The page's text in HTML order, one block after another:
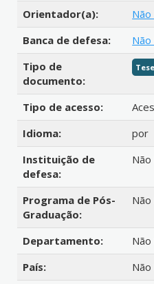
Orientador(a):
Banca de defesa:
Tipo de
documento:
Tese
Tipo de acesso:
Idioma:
por
Instituição de
defesa:
Programa de Pós-
Graduação:
Departamento:
País: